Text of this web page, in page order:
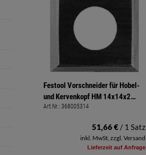
Festool Vorschneider für Hobel-
und Kervenkopf HM 14x14x2
Paket à 6 Stück
Art.Nr.: 368005314
51,66 € / 1 Satz
inkl. MwSt, zzgl. Versand
Lieferzeit auf Anfrage